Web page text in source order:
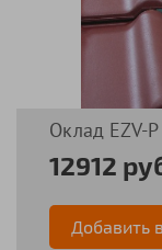
Оклад EZV-
12912
Добавить